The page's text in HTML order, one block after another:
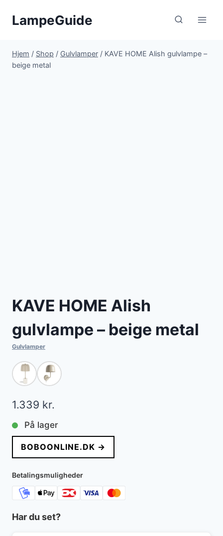
LampeGuide
Hjem / Shop / Gulvlamper / KAVE HOME Alish gulvlampe –
beige metal
KAVE HOME Alish
gulvlampe – beige metal
Gulvlamper
1.339 kr.
På lager
BOBOONLINE.DK →
Betalingsmuligheder
Har du set?